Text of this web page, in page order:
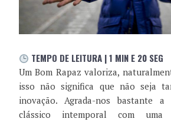
TEMPO DE LEITURA | 1 MIN E 20 SEG
Um Bom Rapaz valoriza,
isso não significa que não seja
inovação. Agrada-nos bastante
clássico intemporal com uma